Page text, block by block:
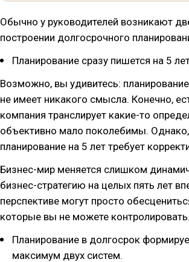
Обычно у руководителей возникают
построении долгосрочного
Планирование сразу пишется на 5
Возможно, вы удивитесь:
не имеет никакого смысла. Конечно,
компания транслирует какие-то
объективно мало поколебимы.
планирование на 5 лет требует
Бизнес-мир меняется слишком
бизнес-стратегию на целых пять лет
перспективе могут просто
которые вы не можете контролировать.
Планирование в долгосрок
максимум двух систем.